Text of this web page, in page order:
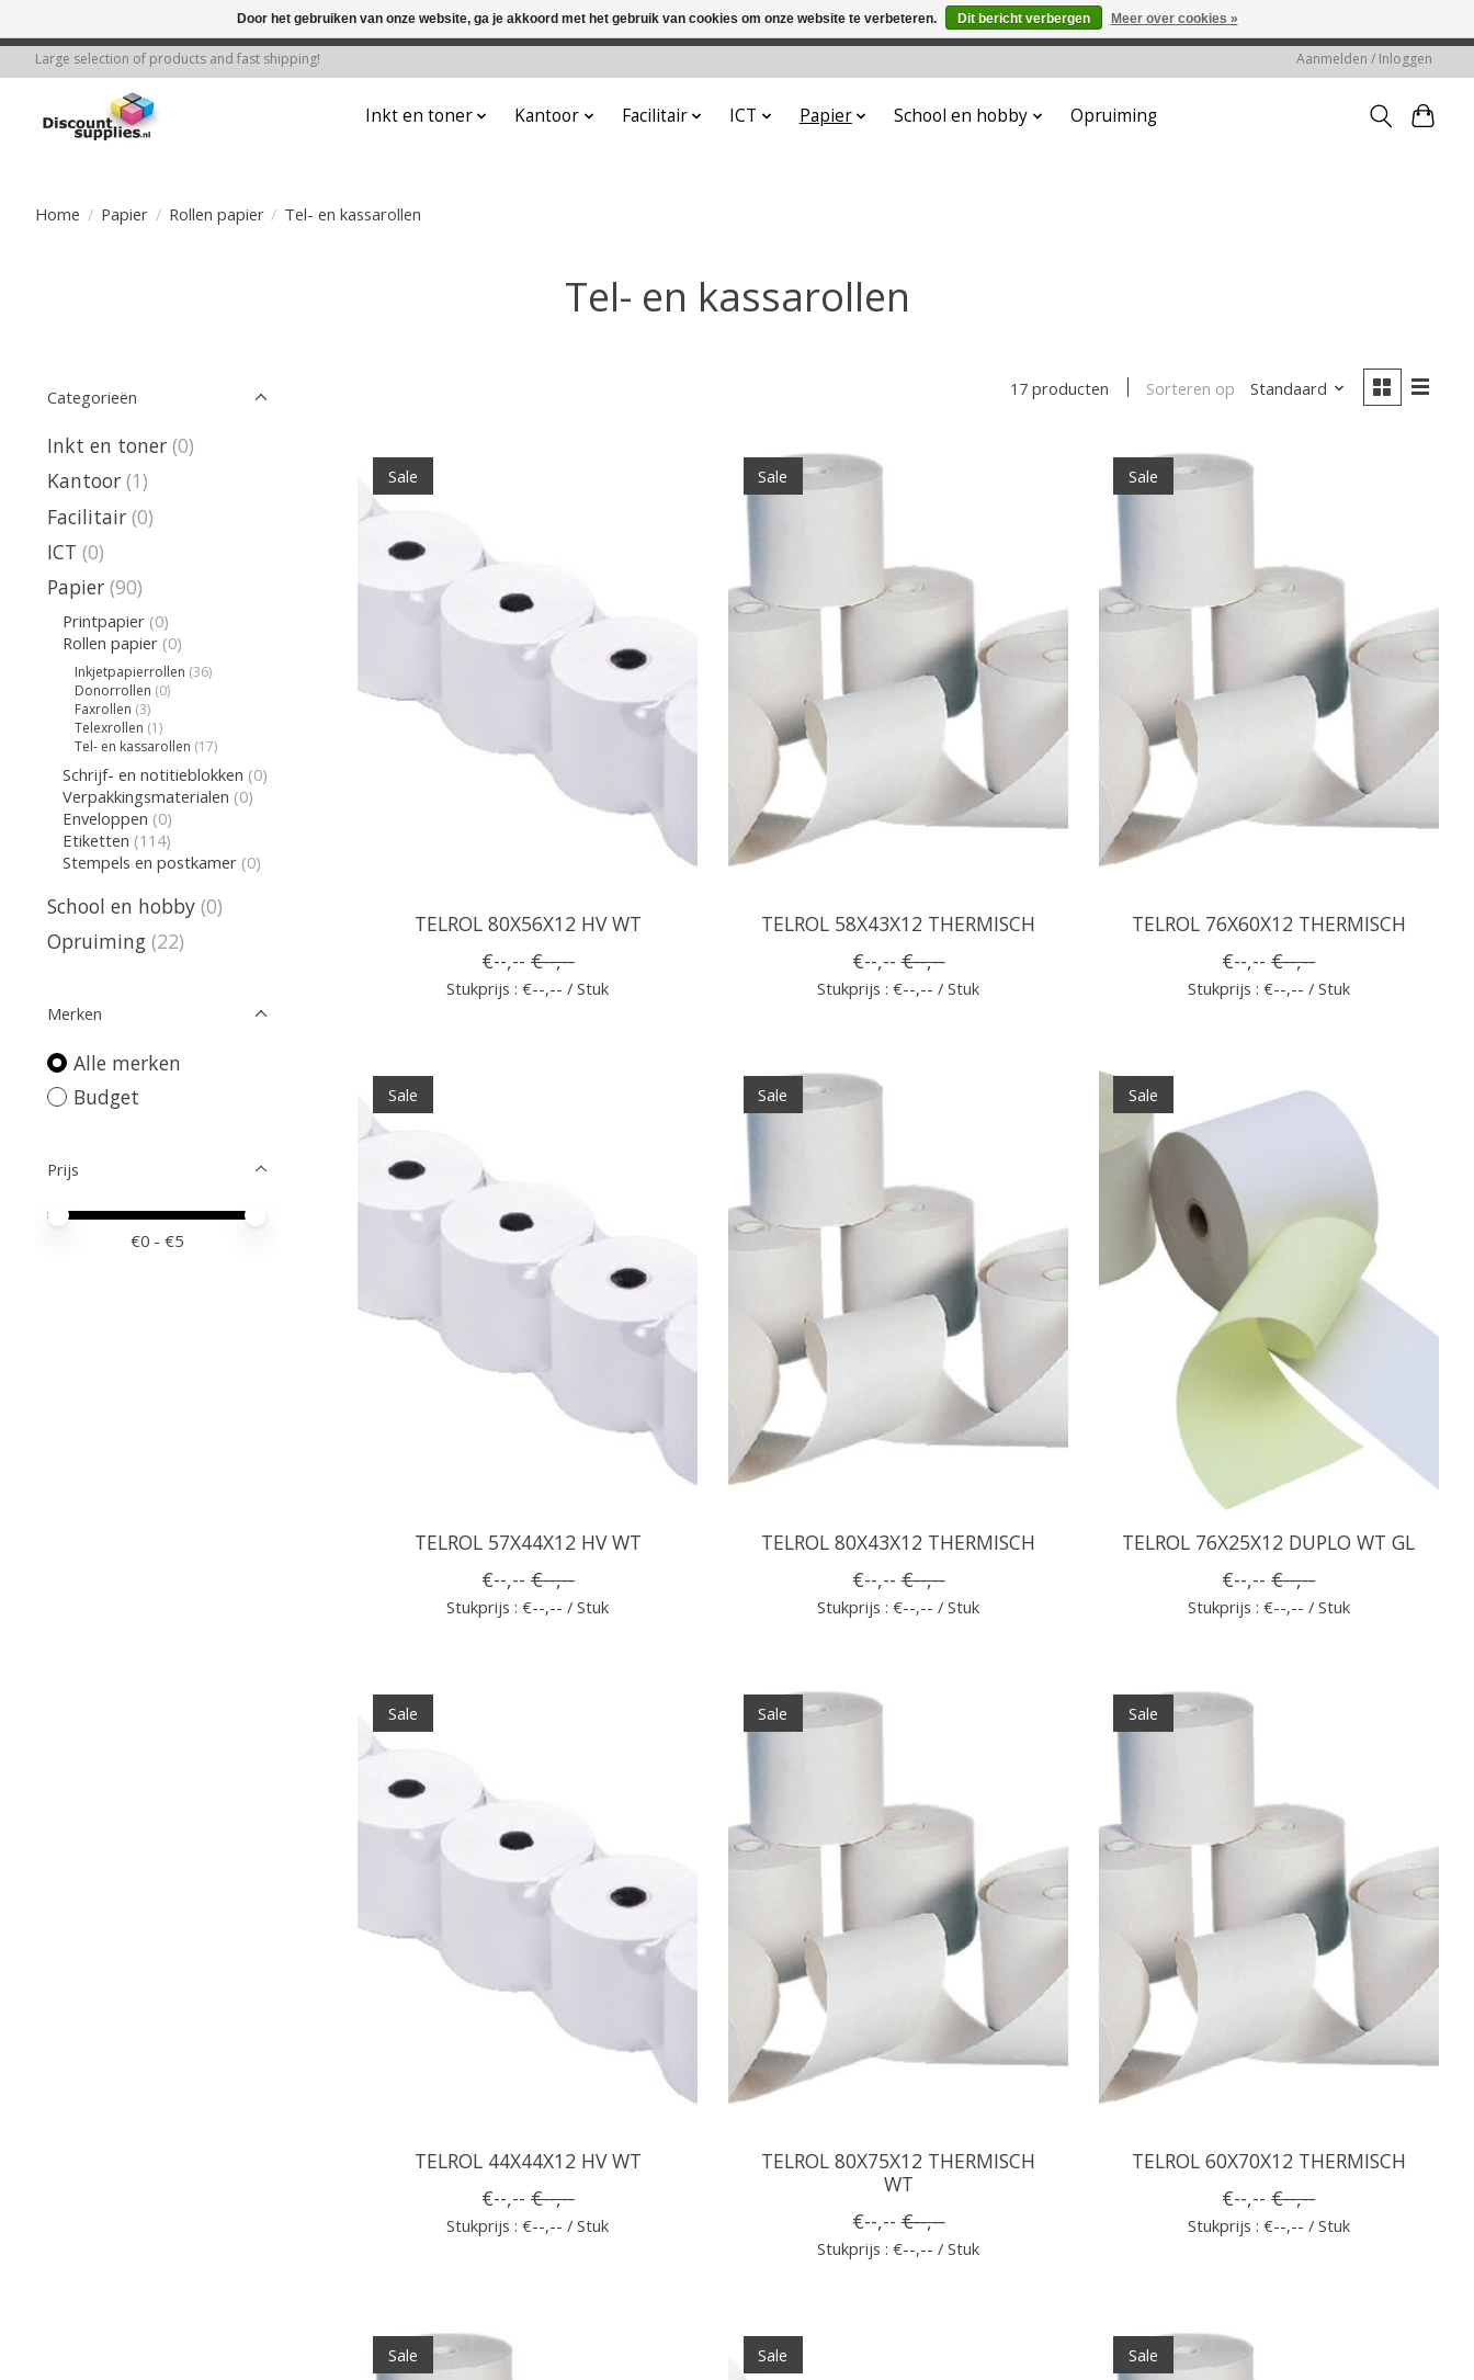
Large selection of products and fast shipping! Aanmelden / Inloggen
Inkt en toner Kantoor Facilitair ICT Papier School en hobby Opruiming
Home / Papier / Rollen papier / Tel- en kassarollen
Tel- en kassarollen
Categorieën
Inkt en toner (0)
Kantoor (1)
Facilitair (0)
ICT (0)
Papier (90)
Printpapier (0)
Rollen papier (0)
Inkjetpapierrollen (36)
Donorrollen (0)
Faxrollen (3)
Telexrollen (1)
Tel- en kassarollen (17)
Schrijf- en notitieblokken (0)
Verpakkingsmaterialen (0)
Enveloppen (0)
Etiketten (114)
Stempels en postkamer (0)
School en hobby (0)
Opruiming (22)
Merken
Alle merken
Budget
Prijs
Minimale prijswaarde
Price maximum value
€0 - €5
17 producten Sorteren op Standaard
Sale
TELROL 80X56X12 HV WT
€--,-- €--,--
Stukprijs : €--,-- / Stuk
Sale
TELROL 58X43X12 THERMISCH
€--,-- €--,--
Stukprijs : €--,-- / Stuk
Sale
TELROL 76X60X12 THERMISCH
€--,-- €--,--
Stukprijs : €--,-- / Stuk
Sale
TELROL 57X44X12 HV WT
€--,-- €--,--
Stukprijs : €--,-- / Stuk
Sale
TELROL 80X43X12 THERMISCH
€--,-- €--,--
Stukprijs : €--,-- / Stuk
Sale
TELROL 76X25X12 DUPLO WT GL
€--,-- €--,--
Stukprijs : €--,-- / Stuk
Sale
TELROL 44X44X12 HV WT
€--,-- €--,--
Stukprijs : €--,-- / Stuk
Sale
TELROL 80X75X12 THERMISCH
WT
€--,-- €--,--
Stukprijs : €--,-- / Stuk
Sale
TELROL 60X70X12 THERMISCH
€--,-- €--,--
Stukprijs : €--,-- / Stuk
Sale Sale Sale
Door het gebruiken van onze website, ga je akkoord met het gebruik van cookies om onze website te verbeteren. Dit bericht verbergen Meer over cookies »
← Keer terug naar de backofficeDeze winkel is in aanbouw. Eventueel geplaatste orders zullen niet worden gehonoreerd of verwerkt.